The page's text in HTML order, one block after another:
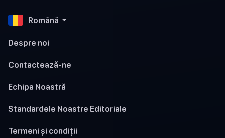
Română
Despre noi
Contactează-ne
Echipa Noastră
Standardele Noastre Editoriale
Termeni și condiții